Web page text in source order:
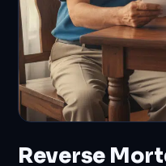
Reverse